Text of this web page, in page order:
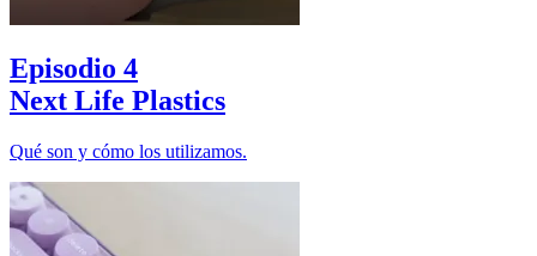
Episodio 4
Next Life Plastics
Qué son y cómo los utilizamos.